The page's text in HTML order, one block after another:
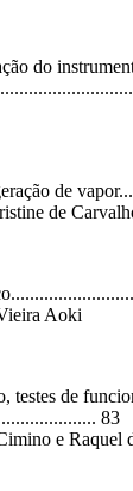
do
de
de
Aoki
testes de
83
e Raquel